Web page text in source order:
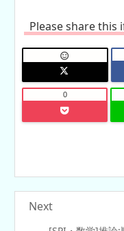
Please share this

0
Next